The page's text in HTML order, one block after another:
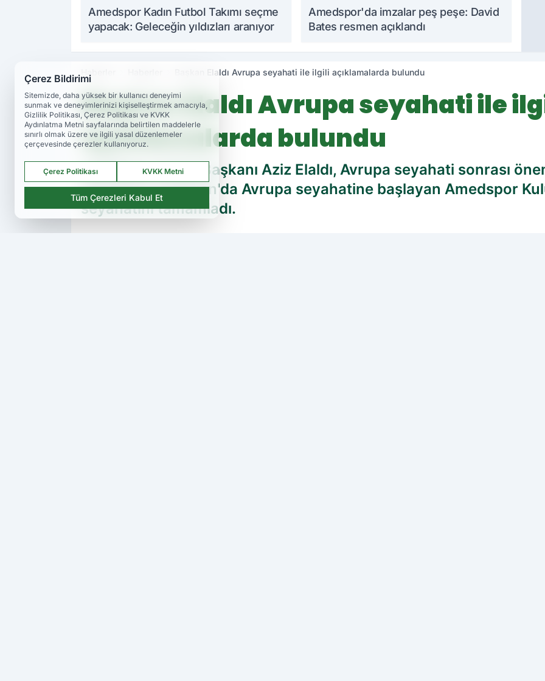
Amedspor Kadın Futbol Takımı seçme
yapacak: Geleceğin yıldızları aranıyor
Amedspor'da imzalar peş peşe: David
Bates resmen açıklandı
Haberler Başkan Elaldı Avrupa seyahati ile ilgili açıklamalarda bulundu
Başkan Elaldı Avrupa seyahati ile
açıklamalarda bulundu
Amedspor Kulüp Başkanı Aziz Elaldı, Avrupa seyahati sonrası
bulundu.15 Haziran'da Avrupa seyahatine başlayan Amedspor
seyahatini tamamladı.
Çerez Bildirimi
Sitemizde, daha yüksek bir kullanıcı deneyimi
sunmak ve deneyimlerinizi kişiselleştirmek amacıyla,
Gizlilik Politikası, Çerez Politikası ve KVKK
Aydınlatma Metni sayfalarında belirtilen maddelerle
sınırlı olmak üzere ve ilgili yasal düzenlemeler
çerçevesinde çerezler kullanıyoruz.
Çerez Politikası KVKK Metni
Tüm Çerezleri Kabul Et